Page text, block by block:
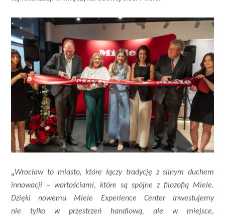
„Wrocław to miasto, które łączy tradycję z silnym duchem
innowacji – wartościami, które są spójne z filozofią Miele.
Dzięki nowemu Miele Experience Center inwestujemy
nie tylko w przestrzeń handlową, ale w miejsce,